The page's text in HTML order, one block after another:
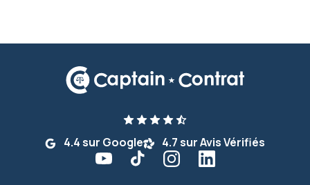
4.4 sur Google 4.7 sur Avis Vérifiés